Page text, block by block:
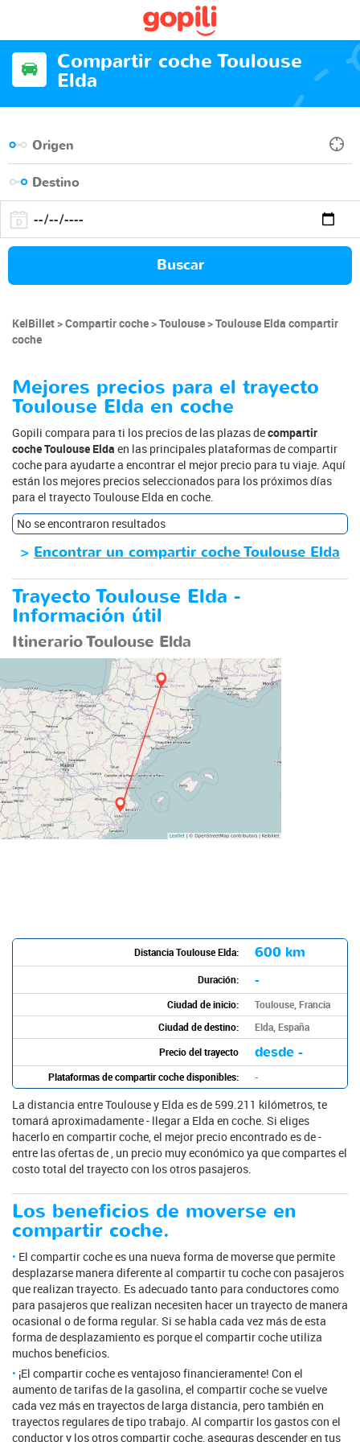
Compartir coche Toulouse
Elda
Buscar
KelBillet Compartir coche Toulouse
Toulouse Elda compartir
coche
Mejores precios para el trayecto
Toulouse Elda en coche
Gopili compara para ti los precios de las plazas decompartir
coche Toulouse Elda en las principales plataformas de compartir
coche para ayudarte a encontrar el mejor precio para tu viaje. Aquí
están los mejores precios seleccionados para los próximos días
para el trayecto Toulouse Elda en coche.
No se encontraron resultados
> Encontrar un compartir coche Toulouse Elda
Trayecto Toulouse Elda -
Información útil
Itinerario Toulouse Elda
Distancia Toulouse Elda: 600 km
Duración: -
Ciudad de inicio:
Toulouse, Francia
Ciudad de destino:
Elda, España
Precio del trayecto
desde -
Plataformas de compartir coche disponibles: -
La distancia entre Toulouse y Elda es de 599.211 kilómetros, te
tomará aproximadamente - llegar a Elda en coche. Si eliges
hacerlo en compartir coche, el mejor precio encontrado es de -
entre las ofertas de , un precio muy económico ya que compartes el
costo total del trayecto con los otros pasajeros.
Los beneficios de moverse en
compartir coche.
El compartir coche es una nueva forma de moverse que permite
desplazarse manera diferente al compartir tu coche con pasajeros
que realizan trayecto. Es adecuado tanto para conductores como
para pasajeros que realizan necesiten hacer un trayecto de manera
ocasional o de forma regular. Si se habla cada vez más de esta
forma de desplazamiento es porque el compartir coche utiliza
muchos beneficios.
¡El compartir coche es ventajoso financieramente! Con el
aumento de tarifas de la gasolina, el compartir coche se vuelve
cada vez más en trayectos de larga distancia, pero también en
trayectos regulares de tipo trabajo. Al compartir los gastos con el
conductor y los otros compartir coche, aseguras descender en tus